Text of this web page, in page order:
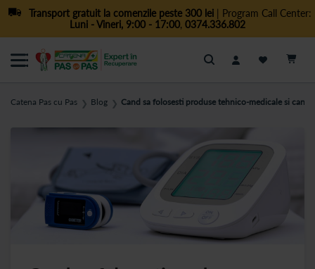
Transport gratuit la comenzile peste 300 lei| Program Call Center:
Luni - Vineri, 9:00 - 17:00, 0374.336.802
Cautare
Catena Pas cu Pas ❯ Blog ❯ Cand sa folosesti produse tehnico-medicale si cand